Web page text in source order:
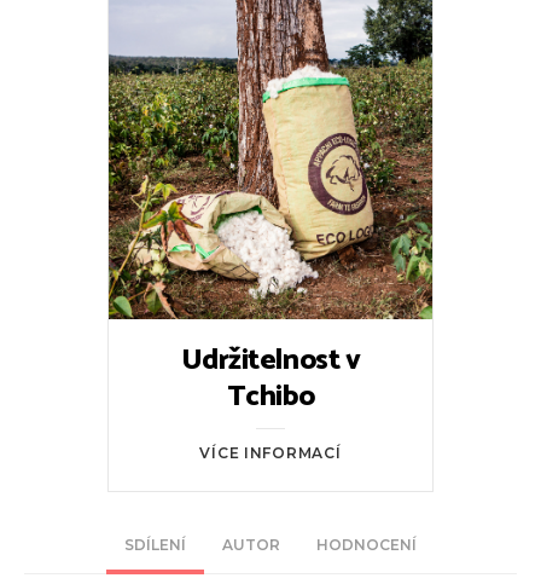
SDÍLENÍ AUTOR HODNOCENÍ
Udržitelnost v
Tchibo
VÍCE INFORMACÍ